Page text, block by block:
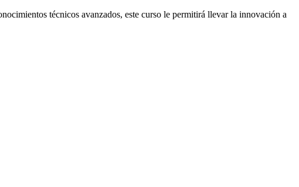
técnicos avanzados, este curso le permitirá llevar la innovación a